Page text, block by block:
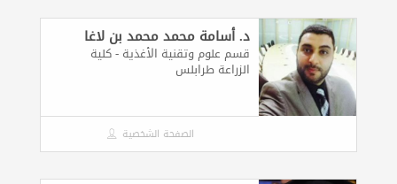
د. أسامة محمد محمد بن لاغا
قسم علوم وتقنية الأغذية - كلية
الزراعة طرابلس
الصفحة الشخصية